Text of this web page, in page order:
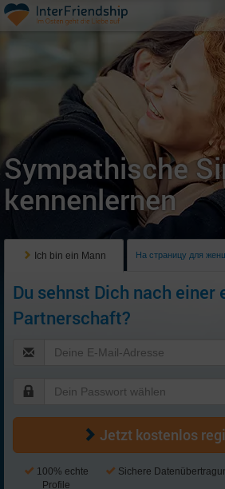
Sympathische
kennenlernen
Ich bin ein Mann На страницу для
Du sehnst Dich nach einer
Partnerschaft?
Jetzt kostenlos
100% echte
Profile
Sichere